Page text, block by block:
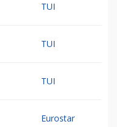
TUI
TUI
TUI
Eurostar